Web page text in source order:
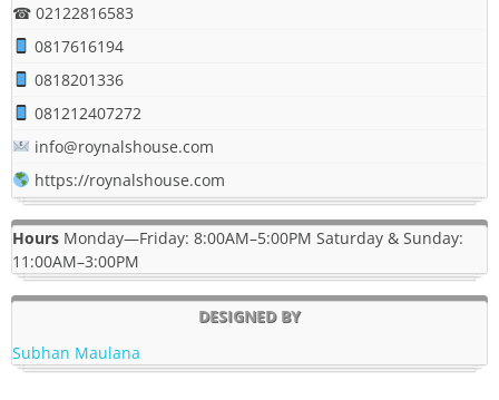
☎ 02122816583
0817616194
0818201336
081212407272
info@roynalshouse.com
https://roynalshouse.com
Hours Monday—Friday: 8:00AM–5:00PM Saturday & Sunday:
11:00AM–3:00PM
DESIGNED BY
Subhan Maulana